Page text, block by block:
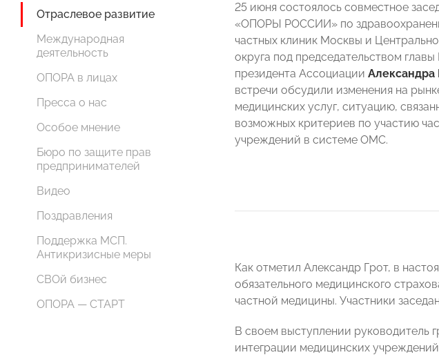
Отраслевое развитие
Международная
деятельность
ОПОРА в лицах
Пресса о нас
Особое мнение
Бюро по защите прав
предпринимателей
Видео
Поздравления
Поддержка МСП.
Антикризисные меры
СВОй бизнес
ОПОРА — СТАРТ
25 июня состоялось совместное
«ОПОРЫ РОССИИ» по
частных клиник Москвы и
округа под председательством
президента Ассоциации Александра
встречи обсудили изменения на
медицинских услуг, ситуацию,
возможных критериев по участию
учреждений в системе ОМС.
Как отметил Александр Грот, в
обязательного медицинского
частной медицины. Участники
В своем выступлении руководитель
интеграции медицинских